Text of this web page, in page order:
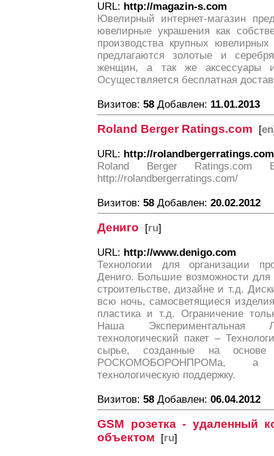
URL: http://magazin-s.com
Ювелирный интернет-магазин
ювелирные украшения как
производства крупных
предлагаются золотые и
женщин, а так же аксессуары
Осуществляется бесплатная
Визитов: 58 Добавлен: 11.01.2013
Roland Berger Ratings.com [en
URL: http://
Roland Berger Ratings.com
http://rolandbergerratings.com/
Визитов: 58 Добавлен: 20.02.2012
Дениго [ru]
URL: http://www.denigo.com
Технологии для организации
Дениго. Большие возможности для
строительстве, дизайне и т.д.
всю ночь, самосветящиеся
пластика и т.д. Ограничение
Наша Экспериментальная
технологический пакет –
сырье, созданные на основе
РОСКОМОБОРОНПРОМа, а
технологическую поддержку.
Визитов: 58 Добавлен: 06.04.2012
GSM розетка - удаленный
объектом [ru]